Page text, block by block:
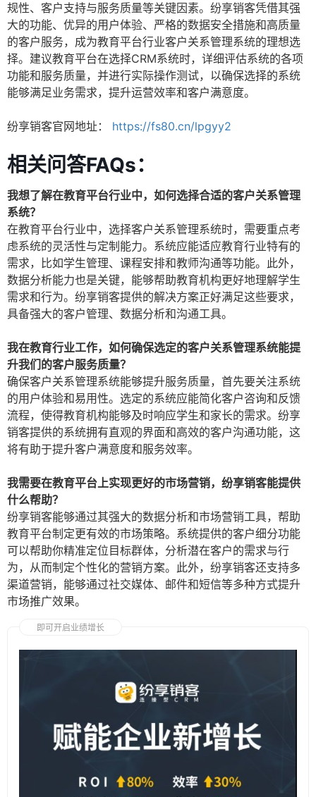
规性、客户支持与服务质量等关键因素。纷享销客凭借其强
大的功能、优异的用户体验、严格的数据安全措施和高质量
的客户服务，成为教育平台行业客户关系管理系统的理想选
择。建议教育平台在选择CRM系统时，详细评估系统的各项
功能和服务质量，并进行实际操作测试，以确保选择的系统
能够满足业务需求，提升运营效率和客户满意度。
纷享销客官网地址： https://fs80.cn/lpgyy2
相关问答FAQs：
我想了解在教育平台行业中，如何选择合适的客户关系管理
系统？
在教育平台行业中，选择客户关系管理系统时，需要重点考
虑系统的灵活性与定制能力。系统应能适应教育行业特有的
需求，比如学生管理、课程安排和教师沟通等功能。此外，
数据分析能力也是关键，能够帮助教育机构更好地理解学生
需求和行为。纷享销客提供的解决方案正好满足这些要求，
具备强大的客户管理、数据分析和沟通工具。
我在教育行业工作，如何确保选定的客户关系管理系统能提
升我们的客户服务质量？
确保客户关系管理系统能够提升服务质量，首先要关注系统
的用户体验和易用性。选定的系统应能简化客户咨询和反馈
流程，使得教育机构能够及时响应学生和家长的需求。纷享
销客提供的系统拥有直观的界面和高效的客户沟通功能，这
将有助于提升客户满意度和服务效率。
我需要在教育平台上实现更好的市场营销，纷享销客能提供
什么帮助？
纷享销客能够通过其强大的数据分析和市场营销工具，帮助
教育平台制定更有效的市场策略。系统提供的客户细分功能
可以帮助你精准定位目标群体，分析潜在客户的需求与行
为，从而制定个性化的营销方案。此外，纷享销客还支持多
渠道营销，能够通过社交媒体、邮件和短信等多种方式提升
市场推广效果。
即可开启业绩增长